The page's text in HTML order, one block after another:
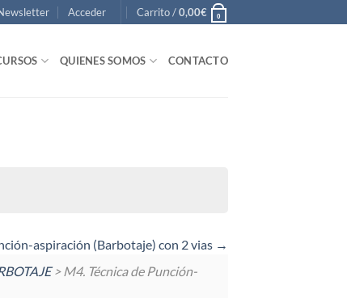
Acceder Carrito /0,00€ 0
QUIENES SOMOS CONTACTO
aspiración (Barbotaje) con 2 vias
> M4. Técnica de Punción-